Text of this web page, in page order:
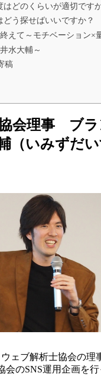
はどのくらいが適切です
どう探せばいいですか？
えて～モチベーション×
水大輔～
稿
会理事 ブラ
（いみずだい
ェブ解析士協会の理
会のSNS運用企画を